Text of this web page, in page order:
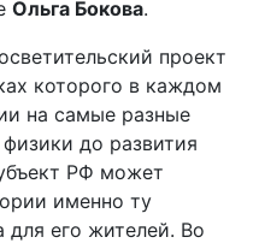
Ольга Бокова.
проект
которого в каждом
на самые разные
до развития
РФ может
именно ту
для его жителей. Во